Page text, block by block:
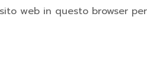
web in questo browser